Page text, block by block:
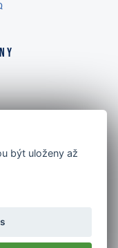
být uloženy až